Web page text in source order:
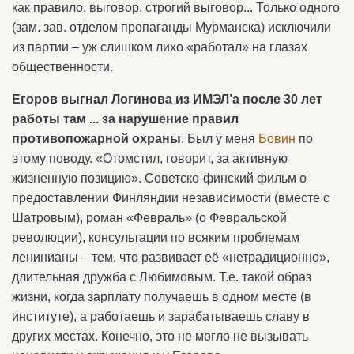
как правило, выговор, строгий выговор... Только одного
(зам. зав. отделом пропаганды Мурманска) исключили
из партии – уж слишком лихо «работал» на глазах
общественности.
Егоров выгнал Логинова из ИМЭЛ’а после 30 лет
работы там ... за нарушение правил
противопожарной охраны. Был у меня Бовин по
этому поводу. «Отомстил, говорит, за активную
жизненную позицию». Советско-финский фильм о
предоставлении Финляндии независимости (вместе с
Шатровым), роман «Февраль» (о Февральской
революции), консультации по всяким проблемам
ленинианы – тем, что развивает её «нетрадиционно»,
длительная дружба с Любимовым. Т.е. такой образ
жизни, когда зарплату получаешь в одном месте (в
институте), а работаешь и зарабатываешь славу в
других местах. Конечно, это не могло не вызывать